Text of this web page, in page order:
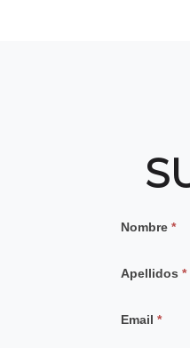
Contacto
Nombre*
Apellidos*
Email*